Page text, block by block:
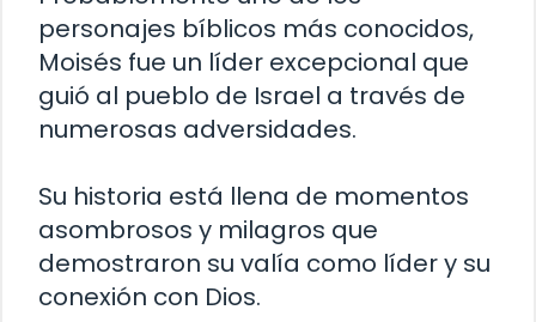
personajes bíblicos más conocidos,
Moisés fue un líder excepcional que
guió al pueblo de Israel a través de
numerosas adversidades.
Su historia está llena de momentos
asombrosos y milagros que
demostraron su valía como líder y su
conexión con Dios.